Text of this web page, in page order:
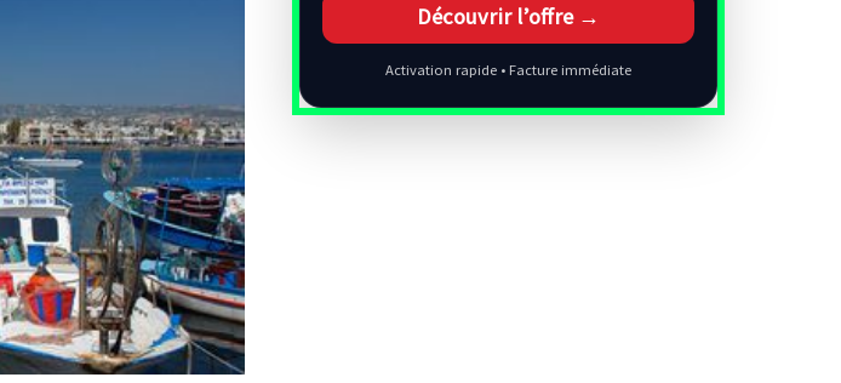
Découvrir l’offre →
Activation rapide • Facture immédiate